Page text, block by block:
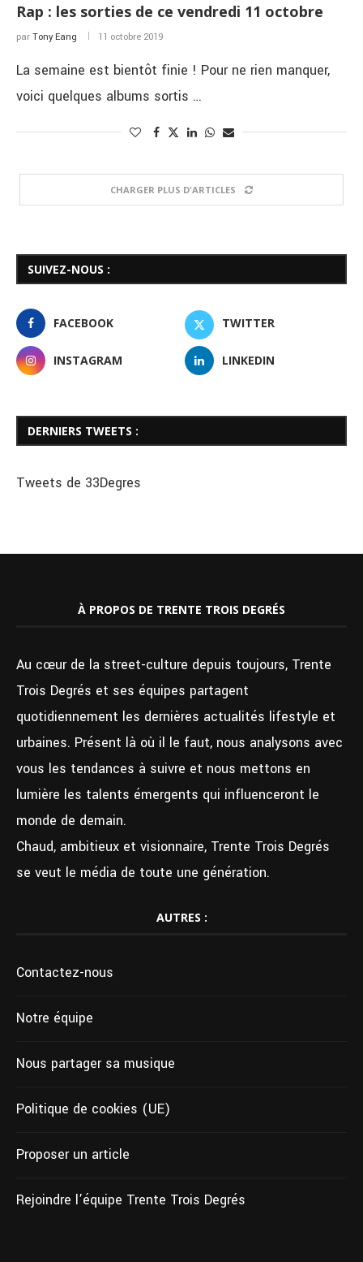
Rap : les sorties de ce vendredi 11 octobre
par Tony Eang 11 octobre 2019
La semaine est bientôt finie ! Pour ne rien manquer,
voici quelques albums sortis …
CHARGER PLUS D'ARTICLES
SUIVEZ-NOUS :
FACEBOOK TWITTER
INSTAGRAM LINKEDIN
DERNIERS TWEETS :
Tweets de 33Degres
À PROPOS DE TRENTE TROIS DEGRÉS
Au cœur de la street-culture depuis toujours, Trente
Trois Degrés et ses équipes partagent
quotidiennement les dernières actualités lifestyle et
urbaines. Présent là où il le faut, nous analysons avec
vous les tendances à suivre et nous mettons en
lumière les talents émergents qui influenceront le
monde de demain.
Chaud, ambitieux et visionnaire, Trente Trois Degrés
se veut le média de toute une génération.
AUTRES :
Contactez-nous
Notre équipe
Nous partager sa musique
Politique de cookies (UE)
Proposer un article
Rejoindre l’équipe Trente Trois Degrés